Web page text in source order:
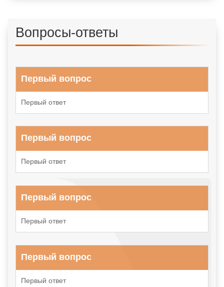
Вопросы-ответы
Первый вопрос
Первый ответ
Первый вопрос
Первый ответ
Первый вопрос
Первый ответ
Первый вопрос
Первый ответ